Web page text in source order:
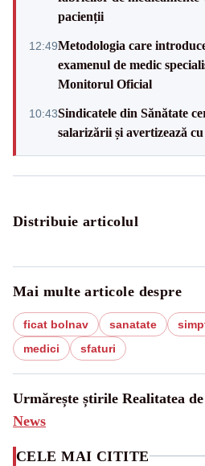
pacienții
12:49Metodologia care
examenul de medic
Monitorul Oficial
10:43Sindicatele din Sănătate
salarizării și avertizează
Distribuie articolul
Mai multe articole despre
ficat bolnav sanatate
medici
sfaturi
Urmărește știrile Realitatea
News
CELE MAI CITITE